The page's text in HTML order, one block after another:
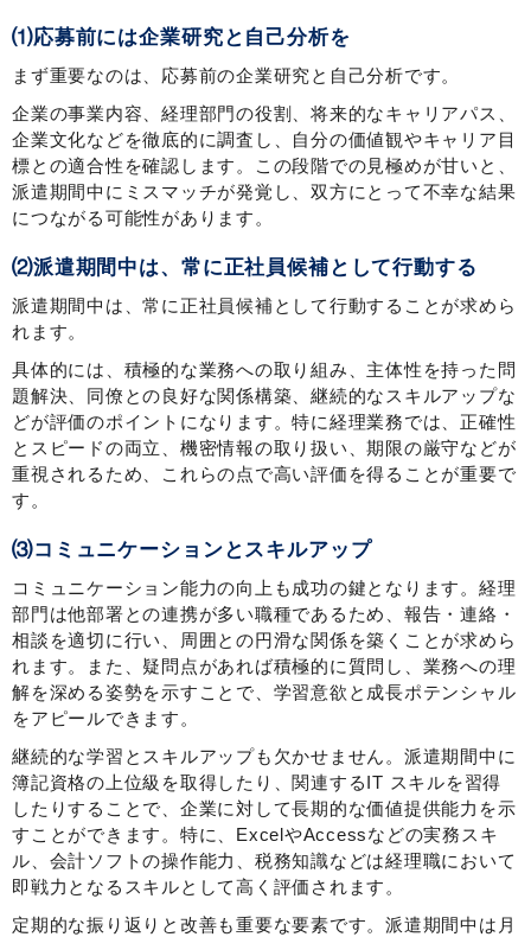
⑴応募前には企業研究と自己分析を
まず重要なのは、応募前の企業研究と自己分析です。
企業の事業内容、経理部門の役割、将来的なキャリアパス、
企業文化などを徹底的に調査し、自分の価値観やキャリア目
標との適合性を確認します。この段階での見極めが甘いと、
派遣期間中にミスマッチが発覚し、双方にとって不幸な結果
につながる可能性があります。
⑵派遣期間中は、常に正社員候補として行動する
派遣期間中は、常に正社員候補として行動することが求めら
れます。
具体的には、積極的な業務への取り組み、主体性を持った問
題解決、同僚との良好な関係構築、継続的なスキルアップな
どが評価のポイントになります。特に経理業務では、正確性
とスピードの両立、機密情報の取り扱い、期限の厳守などが
重視されるため、これらの点で高い評価を得ることが重要で
す。
⑶コミュニケーションとスキルアップ
コミュニケーション能力の向上も成功の鍵となります。経理
部門は他部署との連携が多い職種であるため、報告・連絡・
相談を適切に行い、周囲との円滑な関係を築くことが求めら
れます。また、疑問点があれば積極的に質問し、業務への理
解を深める姿勢を示すことで、学習意欲と成長ポテンシャル
をアピールできます。
継続的な学習とスキルアップも欠かせません。派遣期間中に
簿記資格の上位級を取得したり、関連するIT スキルを習得
したりすることで、企業に対して長期的な価値提供能力を示
すことができます。特に、ExcelやAccessなどの実務スキ
ル、会計ソフトの操作能力、税務知識などは経理職において
即戦力となるスキルとして高く評価されます。
定期的な振り返りと改善も重要な要素です。派遣期間中は月